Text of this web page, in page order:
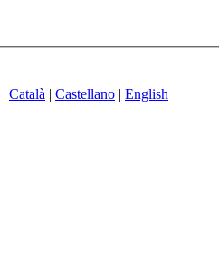
Català | Castellano | English